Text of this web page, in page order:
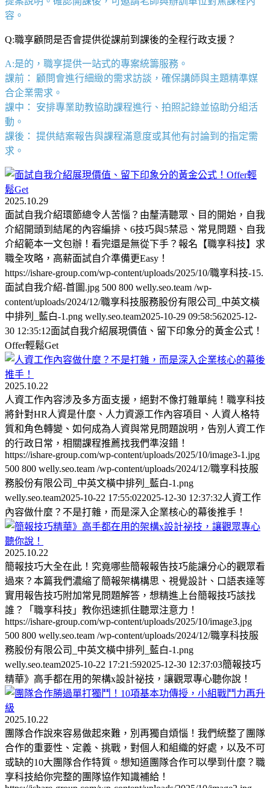
容。
Q:職享顧問是否會提供從課前到課後的全程行政支援？
A:是的，職享提供一站式的專案統籌服務。
課前： 顧問會進行細緻的需求訪談，確保講師與主題精準媒
合企業需求。
課中： 安排專業助教協助課程進行、拍照記錄並協助分組活
動。
課後： 提供結案報告與課程滿意度或其他有討論到的指定需
求。
2025.10.29
面試自我介紹環節總令人苦惱？由釐清聽眾、目的開始，自我
介紹開頭到結尾的內容編排、6技巧與5禁忌、常見問題、自我
介紹範本一文包辦！看完還是無從下手？報名【職享科技】求
職全攻略，高薪面試自介準備更Easy！
https://ishare-group.com/wp-content/uploads/2025/10/職享科技-15.
面試自我介紹-首圖.jpg 500 800 welly.seo.team /wp-
content/uploads/2024/12/職享科技服務股份有限公司_中英文橫
中排列_藍白-1.png welly.seo.team2025-10-29 09:58:562025-12-
30 12:35:12面試自我介紹展現價值、留下印象分的黃金公式！
Offer輕鬆Get
2025.10.22
人資工作內容涉及多方面支援，絕對不像打雜單純！職享科技
將針對HR人資是什麼、人力資源工作內容項目、人資人格特
質和角色轉變、如何成為人資與常見問題說明，告別人資工作
的行政日常，相關課程推薦找我們準沒錯！
https://ishare-group.com/wp-content/uploads/2025/10/image3-1.jpg
500 800 welly.seo.team /wp-content/uploads/2024/12/職享科技服
務股份有限公司_中英文橫中排列_藍白-1.png
welly.seo.team2025-10-22 17:55:022025-12-30 12:37:32人資工作
內容做什麼？不是打雜，而是深入企業核心的幕後推手！
2025.10.22
簡報技巧大全在此！究竟哪些簡報報告技巧能讓分心的觀眾看
過來？本篇我們濃縮了簡報架構構思、視覺設計、口語表達等
實用報告技巧附加常見問題解答，想精進上台簡報技巧該找
誰？「職享科技」教你迅速抓住聽眾注意力！
https://ishare-group.com/wp-content/uploads/2025/10/image3.jpg
500 800 welly.seo.team /wp-content/uploads/2024/12/職享科技服
務股份有限公司_中英文橫中排列_藍白-1.png
welly.seo.team2025-10-22 17:21:592025-12-30 12:37:03簡報技巧
精華》高手都在用的架構x設計祕技，讓觀眾專心聽你說！
2025.10.22
團隊合作說來容易做起來難，別再獨自煩惱！我們統整了團隊
合作的重要性、定義、挑戰，對個人和組織的好處，以及不可
或缺的10大團隊合作特質。想知道團隊合作可以學到什麼？職
享科技給你完整的團隊協作知識補給！